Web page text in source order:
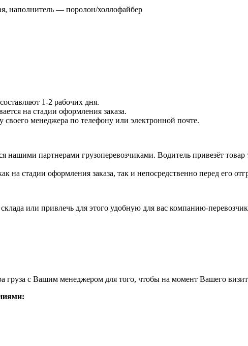
наполнитель — поролон/холлофайбер
1-2 рабочих дня.
на стадии оформления заказа.
своего менеджера по телефону или электронной почте.
нашими партнерами грузоперевозчиками. Водитель привезёт
на стадии оформления заказа, так и непосредственно перед его
или привлечь для этого удобную для вас компанию-
груза с Вашим менеджером для того, чтобы на момент Вашего